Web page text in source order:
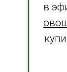
в